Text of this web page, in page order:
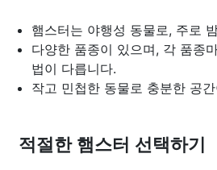
햄스터는 야행성 동물로, 주로
다양한 품종이 있으며, 각 품종
법이 다릅니다.
작고 민첩한 동물로 충분한 공
적절한 햄스터 선택하기